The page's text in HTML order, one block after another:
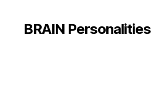
BRAIN Personalities